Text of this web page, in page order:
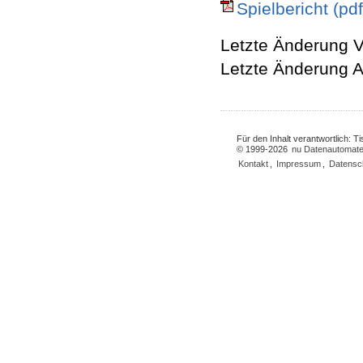
Spielbericht
Letzte Änderung
Letzte Änderung
Für den Inhalt verantwortlich:
© 1999-2026 nu
Kontakt
Impressum